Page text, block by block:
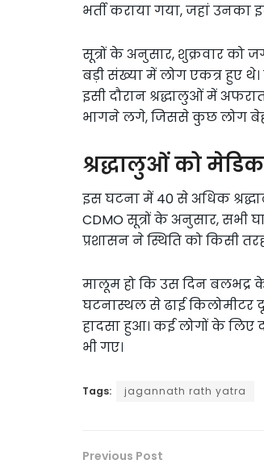
भर्ती कराया गया, जहां उनका
सूत्रों के अनुसार, शुक्रवार को
बड़ी संख्या में लोग एकत्र हुए
इसी दौरान श्रद्धालुओं में
भागने लगे, जिससे कुछ लोग
श्रद्धालुओं को
इस घटना में 40 से अधिक
CDMO सूत्रों के अनुसार,
प्रशासन ने स्थिति को किसी
मालूम हो कि उस दिन बलभद्र
घटनास्थल से ढाई किलोमीटर
हादसा हुआ। कई लोगों के लिए
भी गए।
Tags: jagannath rath yatra
Previous Post